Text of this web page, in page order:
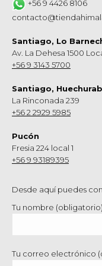
+56 9 4426 8106
Santiago, Lo
Av. La Dehesa 1500
+56 9 3143 5700
Santiago,
La Rinconada 239
+56 2 2929 5985
Pucón
Fresia 224 local 1
+56 9 93189395
Desde aquí puedes
Tu nombre (obligatorio)
Tu correo electrónico